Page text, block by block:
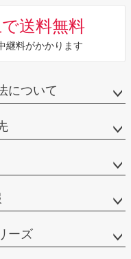
送料無料
継料がかかります
について
ーズ